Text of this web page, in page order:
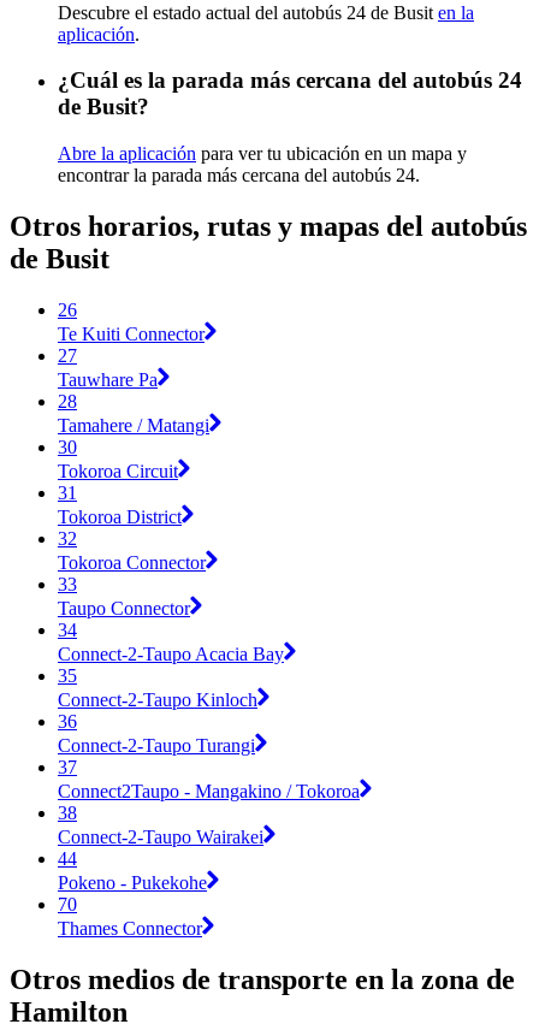
Descubre el estado actual del autobús 24 de Busit en la
aplicación.
¿Cuál es la parada más cercana del autobús 24
de Busit?
Abre la aplicación para ver tu ubicación en un mapa y
encontrar la parada más cercana del autobús 24.
Otros horarios, rutas y mapas del autobús
de Busit
26
Te Kuiti Connector
27
Tauwhare Pa
28
Tamahere / Matangi
30
Tokoroa Circuit
31
Tokoroa District
32
Tokoroa Connector
33
Taupo Connector
34
Connect-2-Taupo Acacia Bay
35
Connect-2-Taupo Kinloch
36
Connect-2-Taupo Turangi
37
Connect2Taupo - Mangakino / Tokoroa
38
Connect-2-Taupo Wairakei
44
Pokeno - Pukekohe
70
Thames Connector
Otros medios de transporte en la zona de
Hamilton